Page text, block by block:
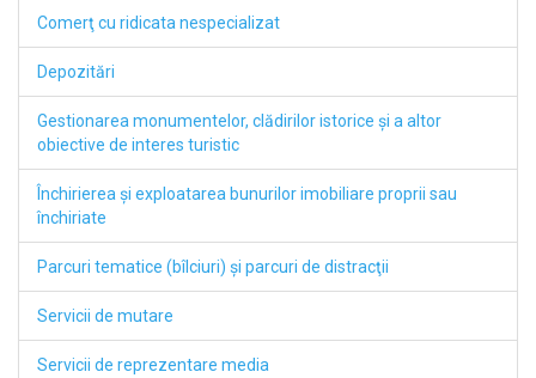
Comerţ cu ridicata nespecializat
Depozitări
Gestionarea monumentelor, clădirilor istorice şi a altor
obiective de interes turistic
Închirierea şi exploatarea bunurilor imobiliare proprii sau
închiriate
Parcuri tematice (bîlciuri) şi parcuri de distracţii
Servicii de mutare
Servicii de reprezentare media